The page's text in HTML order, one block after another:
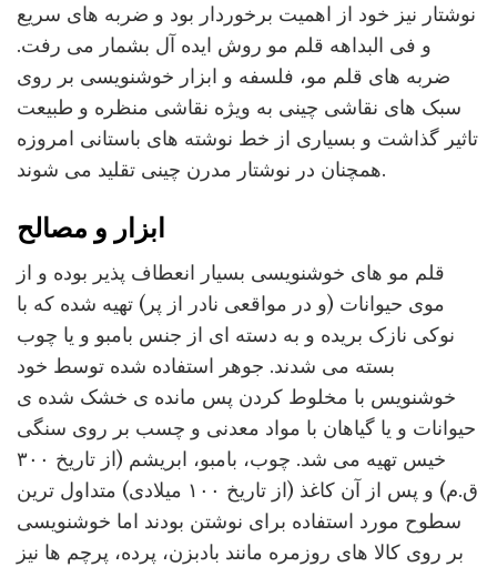
نوشتار نیز خود از اهمیت برخوردار بود و ضربه های سریع
و فی البداهه قلم مو روش ایده آل بشمار می رفت.
ضربه های قلم مو، فلسفه و ابزار خوشنویسی بر روی
سبک های نقاشی چینی به ویژه نقاشی منظره و طبیعت
تاثیر گذاشت و بسیاری از خط نوشته های باستانی امروزه
همچنان در نوشتار مدرن چینی تقلید می شوند.
ابزار و مصالح
قلم مو های خوشنویسی بسیار انعطاف پذیر بوده و از
موی حیوانات (و در مواقعی نادر از پر) تهیه شده که با
نوکی نازک بریده و به دسته ای از جنس بامبو و یا چوب
بسته می شدند. جوهر استفاده شده توسط خود
خوشنویس با مخلوط کردن پس مانده ی خشک شده ی
حیوانات و یا گیاهان با مواد معدنی و چسب بر روی سنگی
خیس تهیه می شد. چوب، بامبو، ابریشم (از تاریخ ۳۰۰
ق.م) و پس از آن کاغذ (از تاریخ ۱۰۰ میلادی) متداول ترین
سطوح مورد استفاده برای نوشتن بودند اما خوشنویسی
بر روی کالا های روزمره مانند بادبزن، پرده، پرچم ها نیز